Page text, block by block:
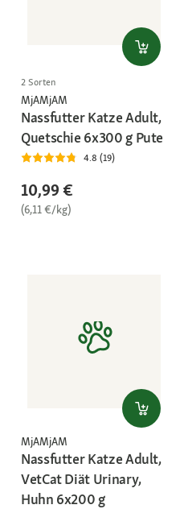
2 Sorten
MjAMjAM
Nassfutter Katze Adult,
Quetschie 6x300 g Pute
4.8 (19)
10,99 €
(6,11 €/kg)
MjAMjAM
Nassfutter Katze Adult,
VetCat Diät Urinary,
Huhn 6x200 g